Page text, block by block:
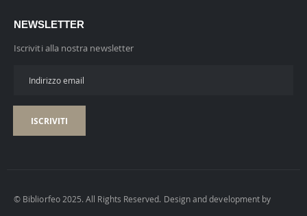
NEWSLETTER
Iscriviti alla nostra newsletter
ISCRIVITI
© Bibliorfeo 2025. All Rights Reserved. Design and development by